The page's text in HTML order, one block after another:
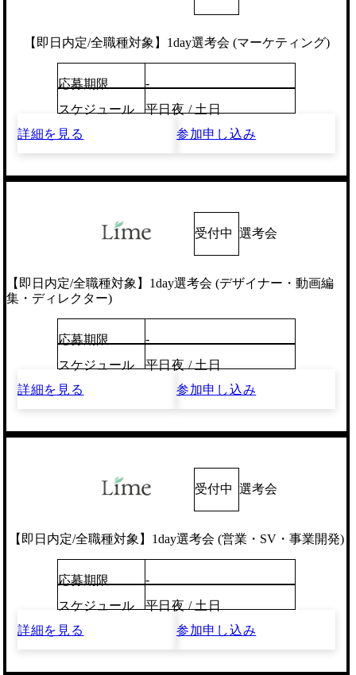
【即日内定/全職種対象】1day選考会 (マーケティング)
応募期限
-
スケジュール
平日夜 / 土日
詳細を見る
参加申し込み
受付中 選考会
【即日内定/全職種対象】1day選考会 (デザイナー・動画編
集・ディレクター)
応募期限
-
スケジュール
平日夜 / 土日
詳細を見る
参加申し込み
受付中 選考会
【即日内定/全職種対象】1day選考会 (営業・SV・事業開発)
応募期限
-
スケジュール
平日夜 / 土日
詳細を見る
参加申し込み